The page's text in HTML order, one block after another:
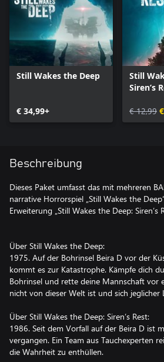
Still Wakes the Deep
€ 34,99+
Still
Siren’s
€ 12,99
Beschreibung
Dieses Paket umfasst das mit mehreren
narrative Horrorspiel „Still Wakes the
Erweiterung „Still Wakes the Deep: Siren’s
Über Still Wakes the Deep:
1975. Auf der Bohrinsel Beira D vor der
kommt es zur Katastrophe. Kämpfe dich
Bohrinsel und rette deine Mannschaft vor
nicht von dieser Welt ist und sich jeglicher
Über Still Wakes the Deep: Siren’s Rest:
1986. Seit dem Vorfall auf der Beira D ist
vergangen. Ein Team aus Tauchexperten
die Wahrheit zu enthüllen.